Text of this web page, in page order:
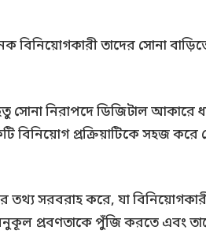
তাদের সোনা বাড়িতে,
নিরাপদে ডিজিটাল আকারে
বিনিয়োগ প্রক্রিয়াটিকে সহজ
তথ্য সরবরাহ করে, যা
অনুকূল প্রবণতাকে পুঁজি করতে এবং